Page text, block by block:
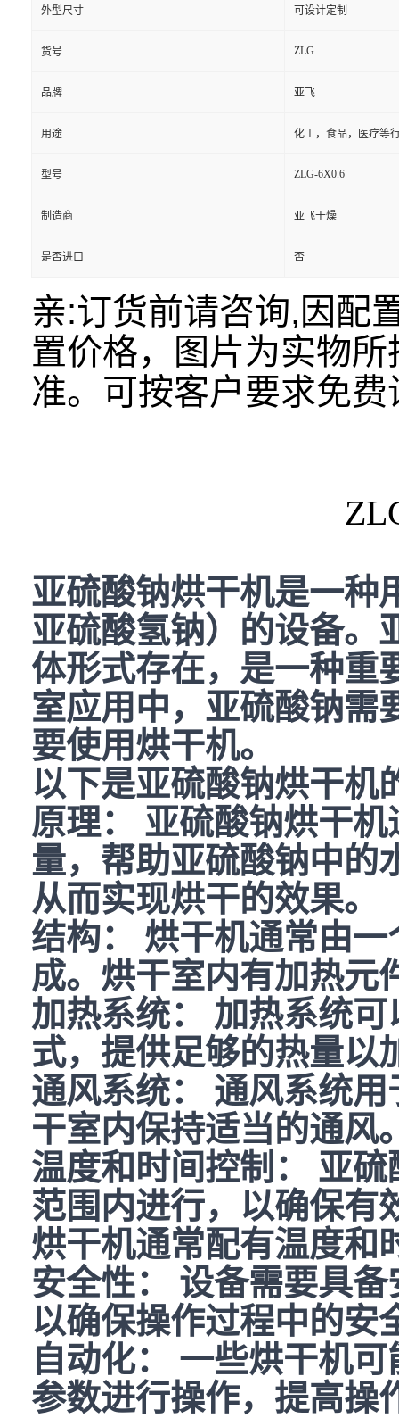
外型尺寸 可设计定制
货号 ZLG
品牌 亚飞
用途 化工，食品，医疗等
型号 ZLG-6X0.6
制造商 亚飞干燥
是否进口 否
亲:订货前请咨询,因配
置价格，图片为实物
准。可按客户要求免费
亚硫酸钠烘干机是一种
亚硫酸氢钠）的设备。
体形式存在，是一种重
室应用中，亚硫酸钠需
要使用烘干机。
以下是亚硫酸钠烘干机
原理： 亚硫酸钠烘干
量，帮助亚硫酸钠中的
从而实现烘干的效果。
结构： 烘干机通常由
成。烘干室内有加热元
加热系统： 加热系统
式，提供足够的热量以
通风系统： 通风系统
干室内保持适当的通风
温度和时间控制： 亚
范围内进行，以确保有
烘干机通常配有温度和
安全性： 设备需要具
以确保操作过程中的安
自动化： 一些烘干机
参数进行操作，提高操